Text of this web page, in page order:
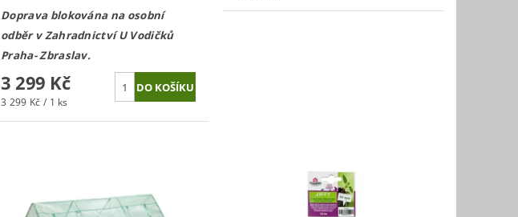
Doprava blokována na osobní
odběr v Zahradnictví U Vodičků
Praha- Zbraslav.
3 299 Kč
3 299 Kč / 1 ks